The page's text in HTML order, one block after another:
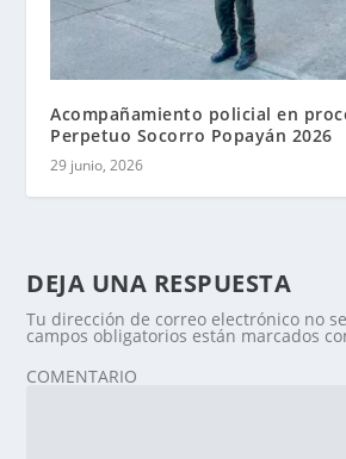
Acompañamiento policial en
Perpetuo Socorro Popayán 2026
29 junio, 2026
DEJA UNA RESPUESTA
Tu dirección de correo electrónico no
campos obligatorios están marcados
COMENTARIO